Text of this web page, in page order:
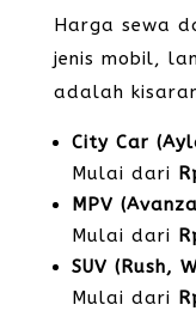
Harga sewa
jenis mobil,
adalah
City Car
Mulai dari
MPV
Mulai dari
SUV (Rush,
Mulai dari